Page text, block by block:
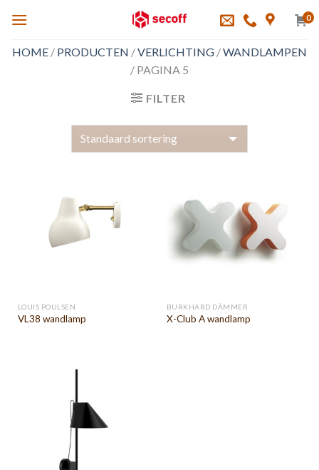
0
HOME / PRODUCTEN /VERLICHTING /WANDLAMPEN
/ PAGINA 5
FILTER
LOUIS POULSEN
VL38 wandlamp
BURKHARD DÄMMER
X-Club A wandlamp